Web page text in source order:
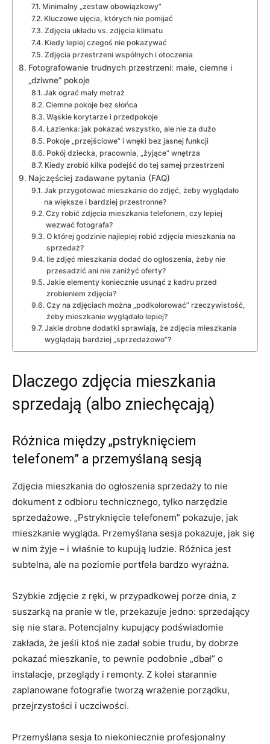
Minimalny „zestaw obowiązkowy”
Kluczowe ujęcia, których nie pomijać
Zdjęcia układu vs. zdjęcia klimatu
Kiedy lepiej czegoś nie pokazywać
Zdjęcia przestrzeni wspólnych i otoczenia
Fotografowanie trudnych przestrzeni: małe, ciemne i
„dziwne” pokoje
Jak ograć mały metraż
Ciemne pokoje bez słońca
Wąskie korytarze i przedpokoje
Łazienka: jak pokazać wszystko, ale nie za dużo
Pokoje „przejściowe” i wnęki bez jasnej funkcji
Pokój dziecka, pracownia, „żyjące” wnętrza
Kiedy zrobić kilka podejść do tej samej przestrzeni
Najczęściej zadawane pytania (FAQ)
Jak przygotować mieszkanie do zdjęć, żeby wyglądało
na większe i bardziej przestronne?
Czy robić zdjęcia mieszkania telefonem, czy lepiej
wezwać fotografa?
O której godzinie najlepiej robić zdjęcia mieszkania na
sprzedaż?
Ile zdjęć mieszkania dodać do ogłoszenia, żeby nie
przesadzić ani nie zaniżyć oferty?
Jakie elementy koniecznie usunąć z kadru przed
zrobieniem zdjęcia?
Czy na zdjęciach można „podkolorować” rzeczywistość,
żeby mieszkanie wyglądało lepiej?
Jakie drobne dodatki sprawiają, że zdjęcia mieszkania
wyglądają bardziej „sprzedażowo”?
Dlaczego zdjęcia mieszkania
sprzedają (albo zniechęcają)
Różnica między „pstryknięciem
telefonem” a przemyślaną sesją
Zdjęcia mieszkania do ogłoszenia sprzedaży to nie
dokument z odbioru technicznego, tylko narzędzie
sprzedażowe. „Pstryknięcie telefonem” pokazuje, jak
mieszkanie wygląda. Przemyślana sesja pokazuje, jak się
w nim żyje – i właśnie to kupują ludzie. Różnica jest
subtelna, ale na poziomie portfela bardzo wyraźna.
Szybkie zdjęcie z ręki, w przypadkowej porze dnia, z
suszarką na pranie w tle, przekazuje jedno: sprzedający
się nie stara. Potencjalny kupujący podświadomie
zakłada, że jeśli ktoś nie zadał sobie trudu, by dobrze
pokazać mieszkanie, to pewnie podobnie „dbał” o
instalacje, przeglądy i remonty. Z kolei starannie
zaplanowane fotografie tworzą wrażenie porządku,
przejrzystości i uczciwości.
Przemyślana sesja to niekoniecznie profesjonalny